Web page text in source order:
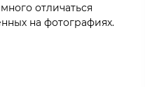
отличаться
на фотографиях.